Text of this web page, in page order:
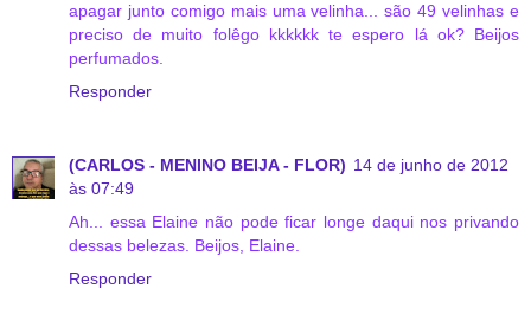
apagar junto comigo mais uma velinha... são 49 velinhas e
preciso de muito folêgo kkkkkk te espero lá ok? Beijos
perfumados.
Responder
(CARLOS - MENINO BEIJA - FLOR) 14 de junho de 2012
às 07:49
Ah... essa Elaine não pode ficar longe daqui nos privando
dessas belezas. Beijos, Elaine.
Responder